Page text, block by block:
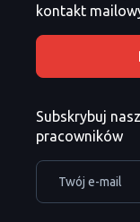
kontakt
Subskrybuj
pracowników